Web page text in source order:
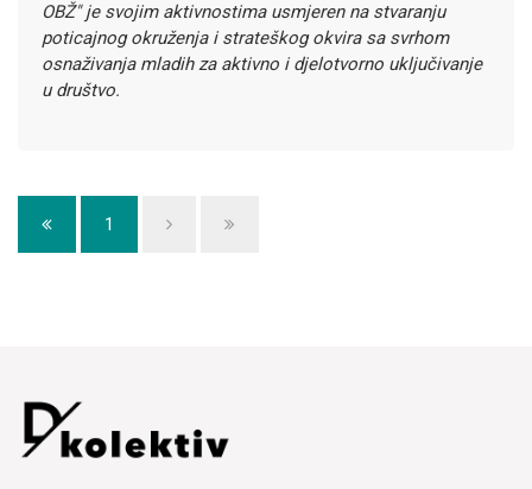
OBŽ" je svojim aktivnostima usmjeren na stvaranju
poticajnog okruženja i strateškog okvira sa svrhom
osnaživanja mladih za aktivno i djelotvorno uključivanje
u društvo.
1